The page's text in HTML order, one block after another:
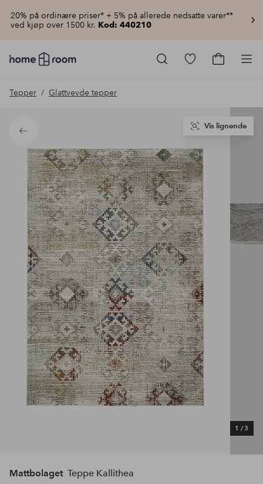
20% på ordinære priser* + 5% på allerede nedsatte varer**
ved kjøp over 1500 kr. Kod: 440210
Homeroom
–
hjemmet
pris
Gå
Gå
Tepper Glattvevde tepper
Tilbake
1 /3
Vis lignende
Mattbolaget Teppe Kallithea